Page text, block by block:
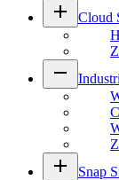
add Cloud
remove
add Snap